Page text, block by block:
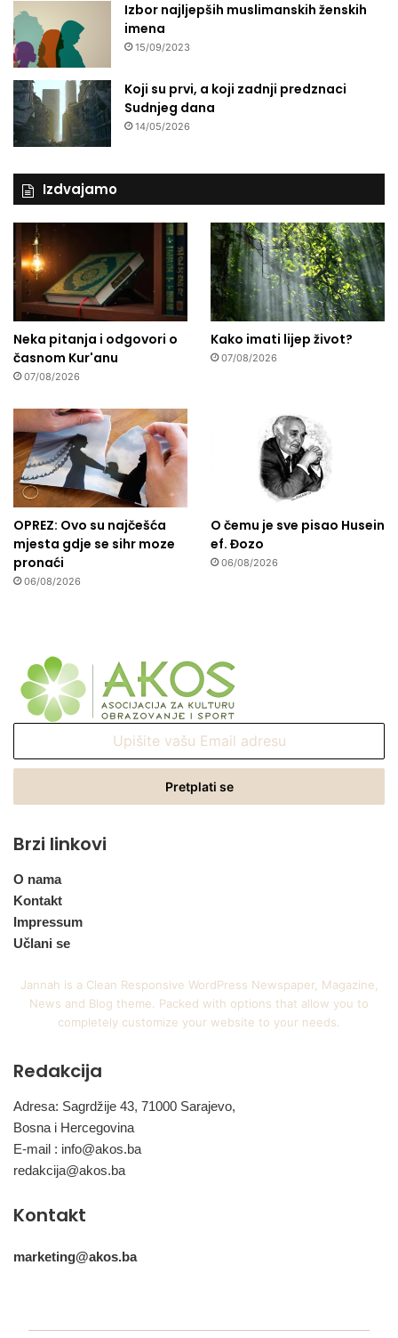
Izbor najljepših muslimanskih ženskih
imena
15/09/2023
Koji su prvi, a koji zadnji predznaci
Sudnjeg dana
14/05/2026
Izdvajamo
Neka pitanja i odgovori o
časnom Kur'anu
07/08/2026
Kako imati lijep život?
07/08/2026
OPREZ: Ovo su najčešća
mjesta gdje se sihr moze
pronaći
06/08/2026
O čemu je sve pisao Husein
ef. Đozo
06/08/2026
Email
Brzi linkovi
O nama
Kontakt
Impressum
Učlani se
Jannah is a Clean Responsive WordPress Newspaper, Magazine,
News and Blog theme. Packed with options that allow you to
completely customize your website to your needs.
Redakcija
Adresa: Sagrdžije 43, 71000 Sarajevo,
Bosna i Hercegovina
E-mail : info@akos.ba
redakcija@akos.ba
Kontakt
marketing@akos.ba